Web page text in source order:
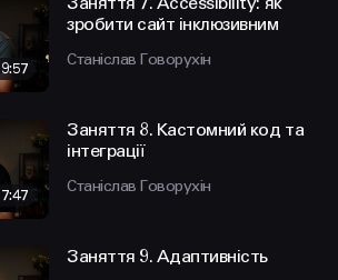
зробити сайт інклюзивним
Станіслав Говорухін
Заняття 8. Кастомний код та
інтеграції
Станіслав Говорухін
Заняття 9. Адаптивність